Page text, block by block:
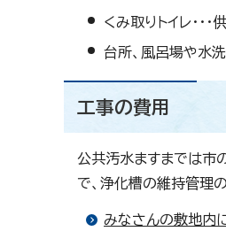
くみ取りトイレ・・
台所、風呂場や水
工事の費用
公共汚水ますまでは市
で、浄化槽の維持管理
みなさんの敷地内